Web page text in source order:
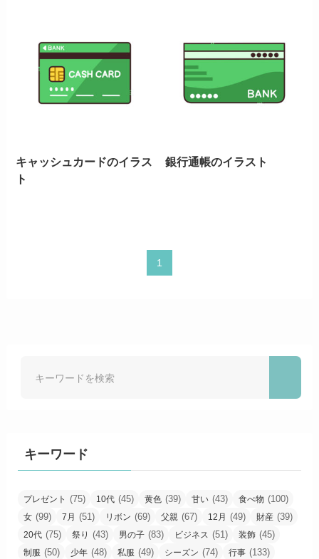
キャッシュカードのイラス
ト
銀行通帳のイラスト
1
キーワード
プレゼント (75) 10代 (45) 黄色 (39) 甘い (43) 食べ物 (100)
女 (99) 7月 (51) リボン (69) 父親 (67) 12月 (49) 財産 (39)
20代 (75) 祭り (43) 男の子 (83) ビジネス (51) 装飾 (45)
制服 (50) 少年 (48) 私服 (49) シーズン (74) 行事 (133)